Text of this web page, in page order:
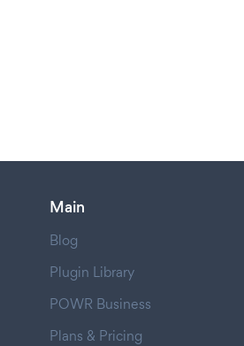
Main
Blog
Plugin Library
POWR Business
Plans & Pricing